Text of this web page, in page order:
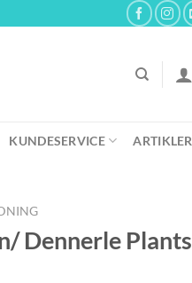
KUNDESERVICE ARTIKLER
Dennerle Plants